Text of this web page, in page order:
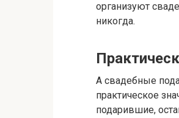
организуют
никогда.
А свадебные
практическое
подарившие,